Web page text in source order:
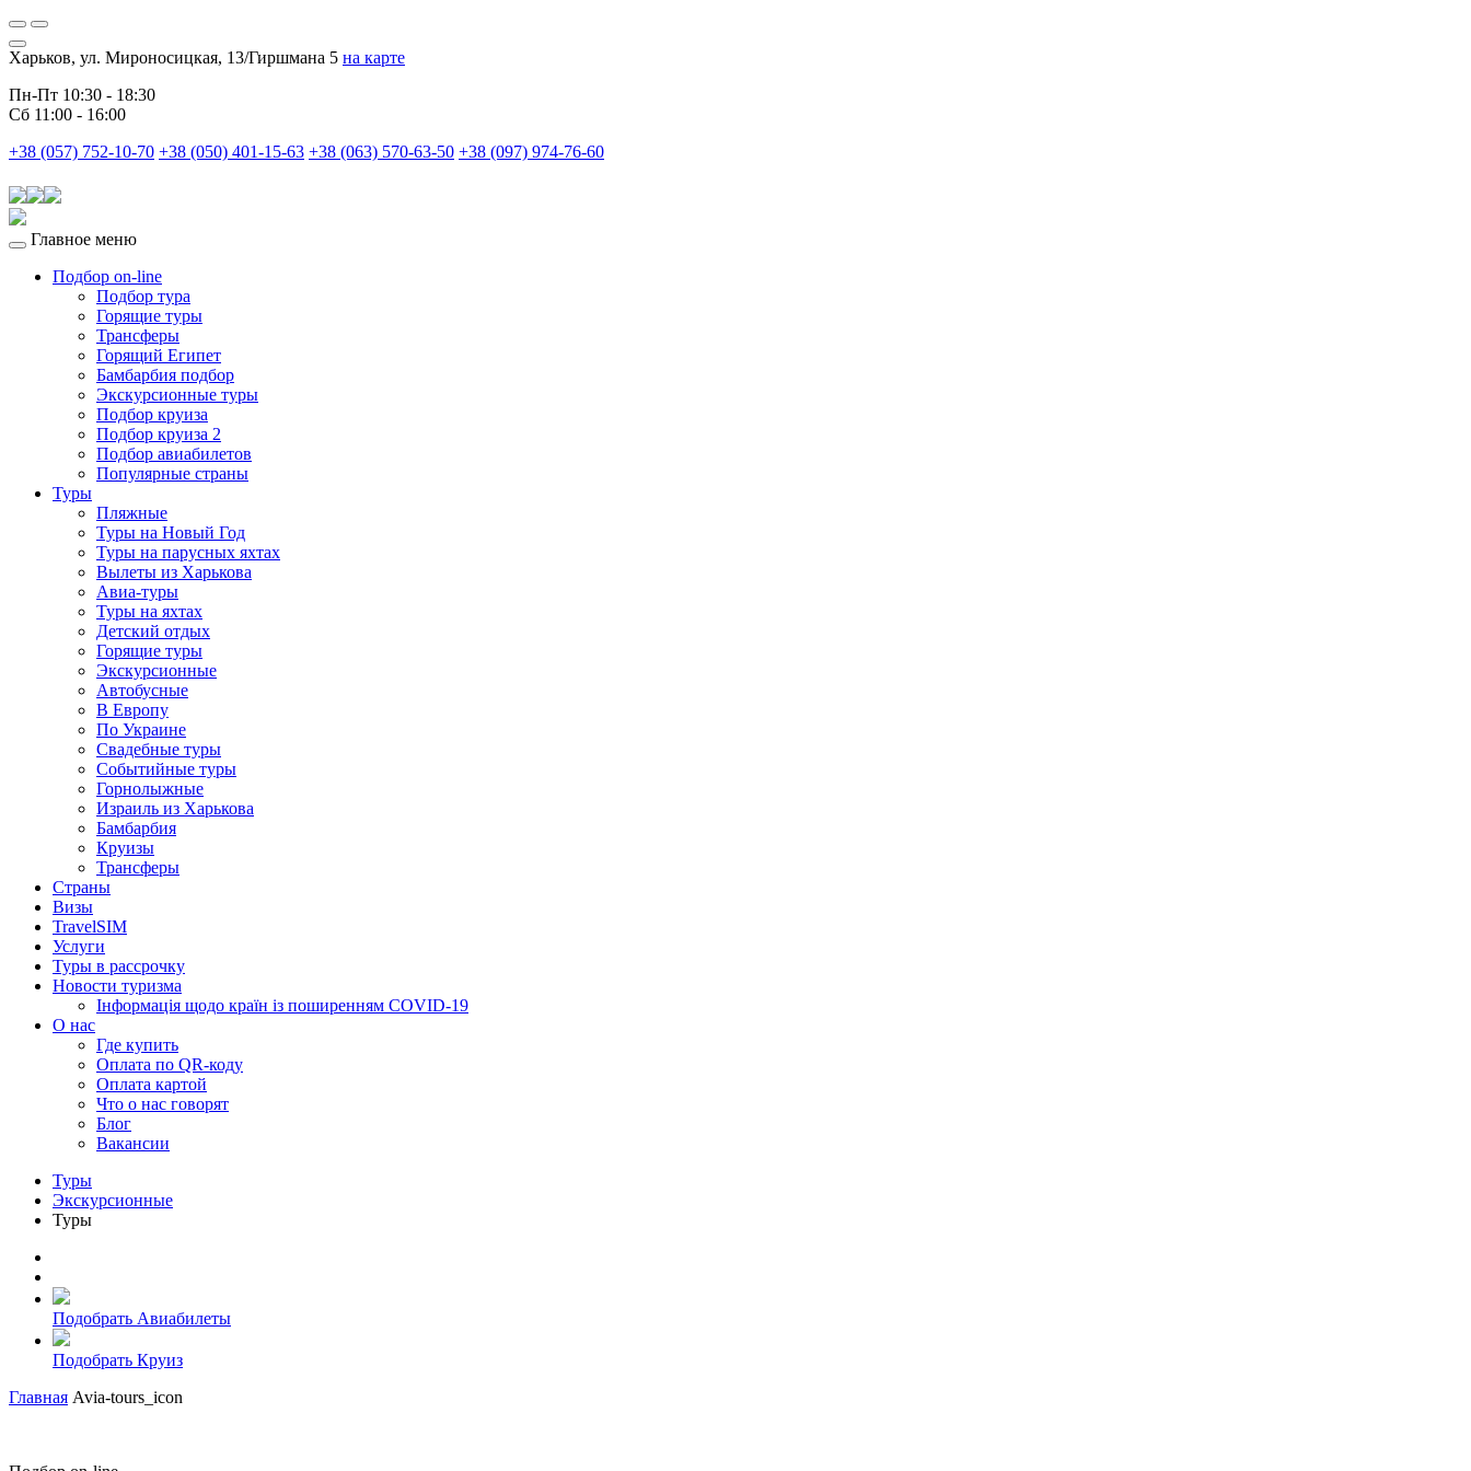
Харьков, ул. Мироносицкая, 13/Гиршмана 5 на карте
Пн-Пт 10:30 - 18:30
Сб 11:00 - 16:00
+38 (057) 752-10-70 +38 (050) 401-15-63 +38 (063) 570-63-50 +38 (097) 974-76-60
Главное меню
Подбор on-line
Подбор тура
Горящие туры
Трансферы
Горящий Египет
Бамбарбия подбор
Экскурсионные туры
Подбор круиза
Подбор круиза 2
Подбор авиабилетов
Популярные страны
Туры
Пляжные
Туры на Новый Год
Туры на парусных яхтах
Вылеты из Харькова
Авиа-туры
Туры на яхтах
Детский отдых
Горящие туры
Экскурсионные
Автобусные
В Европу
По Украине
Свадебные туры
Событийные туры
Горнолыжные
Израиль из Харькова
Бамбарбия
Круизы
Трансферы
Страны
Визы
TravelSIM
Услуги
Туры в рассрочку
Новости туризма
Інформація щодо країн із поширенням COVID-19
О нас
Где купить
Оплата по QR-коду
Оплата картой
Что о нас говорят
Блог
Вакансии
Туры
Экскурсионные
Туры
Подобрать Авиабилеты
Подобрать Круиз
Главная Avia-tours_icon